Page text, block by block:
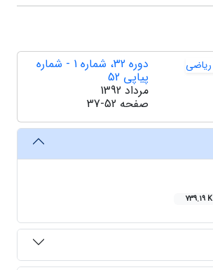
دوره 32، شماره 1 - شماره
پیاپی 52
مرداد 1392
صفحه 37-52
739.19 K